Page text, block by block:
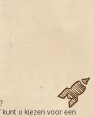
u kiezen voor een